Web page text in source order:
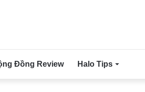
Đồng Review Halo Tips